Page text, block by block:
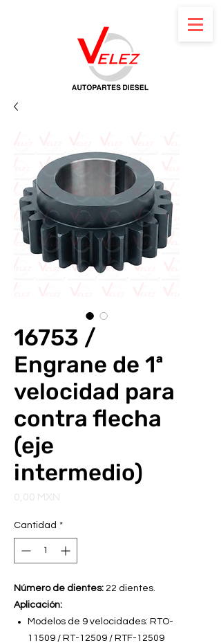
16753 /
Engrane de 1ª
velocidad para
contra flecha
(eje
intermedio)
0,00 MXN
Cantidad *
Número de dientes: 22 dientes.
Aplicación:
Modelos de 9 velocidades: RTO-
11509 / RT-12509 / RTF-12509